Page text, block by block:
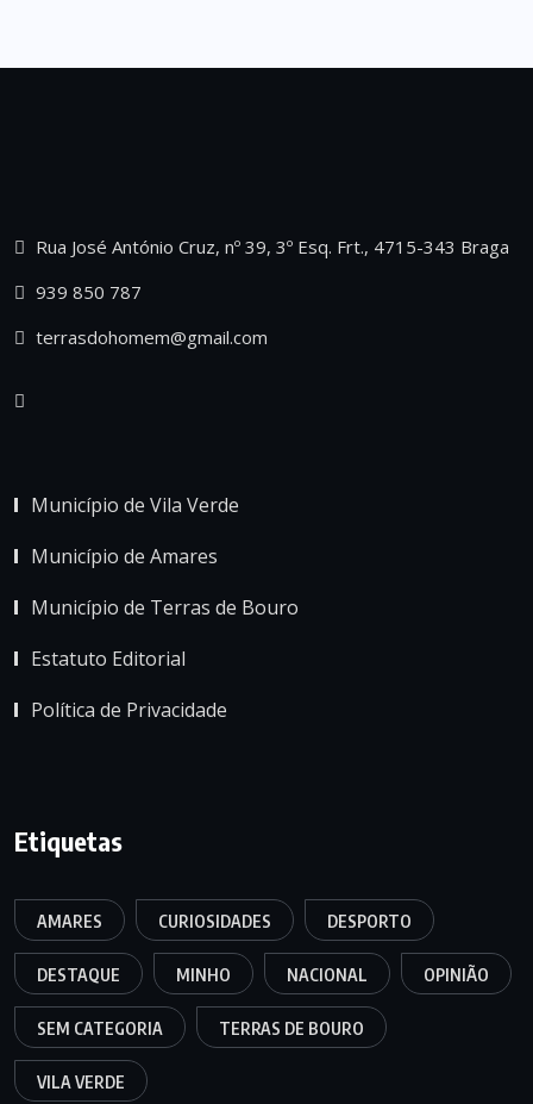
Rua José António Cruz, nº 39, 3º Esq. Frt., 4715-343 Braga
939 850 787
terrasdohomem@gmail.com
Município de Vila Verde
Município de Amares
Município de Terras de Bouro
Estatuto Editorial
Política de Privacidade
Etiquetas
AMARES CURIOSIDADES DESPORTO
DESTAQUE MINHO NACIONAL OPINIÃO
SEM CATEGORIA TERRAS DE BOURO
VILA VERDE